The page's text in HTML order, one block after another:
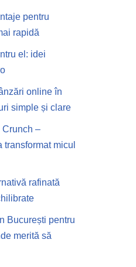
pentru
rapidă
el: idei
online în
simple și clare
–
micul
rafinată
București pentru
merită să